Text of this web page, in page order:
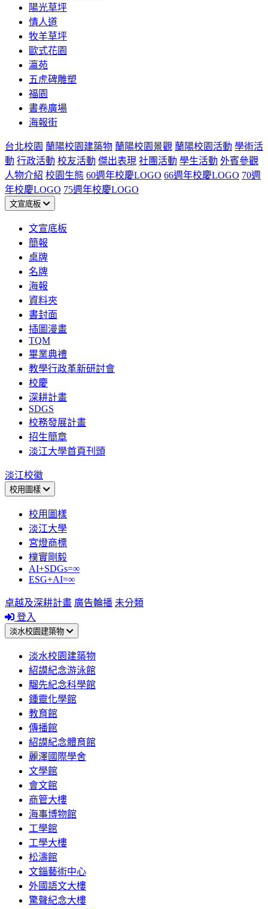
陽光草坪
情人道
牧羊草坪
歐式花園
瀛苑
五虎碑雕塑
福園
書卷廣場
海報街
台北校園 蘭陽校園建築物 蘭陽校園景觀 蘭陽校園活動 學術活
動 行政活動 校友活動 傑出表現 社團活動 學生活動 外賓參觀
人物介紹 校園生態 60週年校慶LOGO 66週年校慶LOGO 70週
年校慶LOGO 75週年校慶LOGO
文宣底板
文宣底板
簡報
桌牌
名牌
海報
資料夾
書封面
插圖漫畫
TQM
畢業典禮
教學行政革新研討會
校慶
深耕計畫
SDGS
校務發展計畫
招生簡章
淡江大學首頁刊頭
淡江校徽
校用圖樣
校用圖樣
淡江大學
宮燈商標
樸實剛毅
AI+SDGs=∞
ESG+AI=∞
卓越及深耕計畫 廣告輪播 未分類
登入
淡水校園建築物
淡水校園建築物
紹謨紀念游泳館
騮先紀念科學館
鍾靈化學館
教育館
傳播館
紹謨紀念體育館
麗澤國際學舍
文學館
會文館
商管大樓
海事博物館
工學館
工學大樓
松濤館
文錙藝術中心
外國語文大樓
驚聲紀念大樓